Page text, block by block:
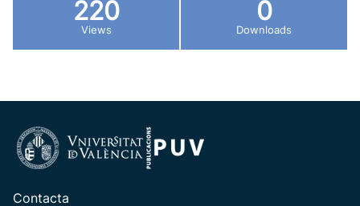
220
Views
0
Downloads
Contacta